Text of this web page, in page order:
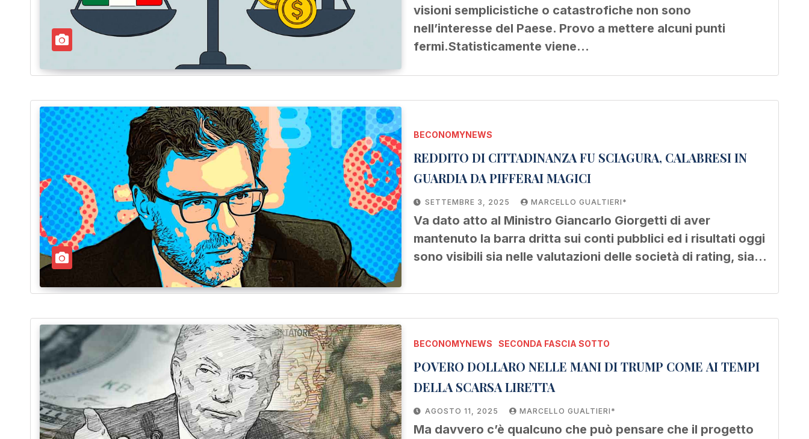
visioni semplicistiche o catastrofiche non sono
nell’interesse del Paese. Provo a mettere alcuni punti
fermi.Statisticamente viene…
BECONOMYNEWS
REDDITO DI CITTADINANZA FU SCIAGURA, CALABRESI IN
GUARDIA DA PIFFERAI MAGICI
SETTEMBRE 3, 2025 MARCELLO GUALTIERI*
Va dato atto al Ministro Giancarlo Giorgetti di aver
mantenuto la barra dritta sui conti pubblici ed i risultati oggi
sono visibili sia nelle valutazioni delle società di rating, sia…
BECONOMYNEWS SECONDA FASCIA SOTTO
POVERO DOLLARO NELLE MANI DI TRUMP COME AI TEMPI
DELLA SCARSA LIRETTA
AGOSTO 11, 2025 MARCELLO GUALTIERI*
Ma davvero c’è qualcuno che può pensare che il progetto